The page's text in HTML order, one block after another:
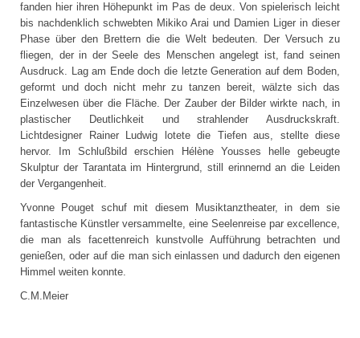
fanden hier ihren Höhepunkt im Pas de deux. Von spielerisch leicht
bis nachdenklich schwebten Mikiko Arai und Damien Liger in dieser
Phase über den Brettern die die Welt bedeuten. Der Versuch zu
fliegen, der in der Seele des Menschen angelegt ist, fand seinen
Ausdruck. Lag am Ende doch die letzte Generation auf dem Boden,
geformt und doch nicht mehr zu tanzen bereit, wälzte sich das
Einzelwesen über die Fläche. Der Zauber der Bilder wirkte nach, in
plastischer Deutlichkeit und strahlender Ausdruckskraft.
Lichtdesigner Rainer Ludwig lotete die Tiefen aus, stellte diese
hervor. Im Schlußbild erschien Hélène Yousses helle gebeugte
Skulptur der Tarantata im Hintergrund, still erinnernd an die Leiden
der Vergangenheit.
Yvonne Pouget schuf mit diesem Musiktanztheater, in dem sie
fantastische Künstler versammelte, eine Seelenreise par excellence,
die man als facettenreich kunstvolle Aufführung betrachten und
genießen, oder auf die man sich einlassen und dadurch den eigenen
Himmel weiten konnte.
C.M.Meier